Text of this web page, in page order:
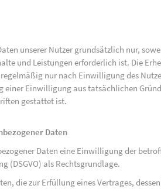
unserer Nutzer grundsätzlich nur,
und Leistungen erforderlich ist. Die
nur nach Einwilligung des
einer Einwilligung aus tatsächlichen
gestattet ist.
Daten
Daten eine Einwilligung der
(DSGVO) als Rechtsgrundlage.
die zur Erfüllung eines Vertrages,